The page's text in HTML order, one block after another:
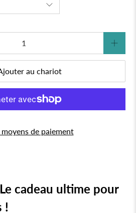
au chariot
moyens de paiement
cadeau ultime pour
!